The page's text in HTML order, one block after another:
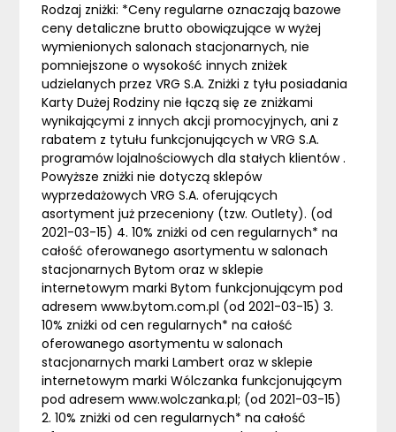
Rodzaj zniżki: *Ceny regularne oznaczają bazowe
ceny detaliczne brutto obowiązujące w wyżej
wymienionych salonach stacjonarnych, nie
pomniejszone o wysokość innych zniżek
udzielanych przez VRG S.A. Zniżki z tyłu posiadania
Karty Dużej Rodziny nie łączą się ze zniżkami
wynikającymi z innych akcji promocyjnych, ani z
rabatem z tytułu funkcjonujących w VRG S.A.
programów lojalnościowych dla stałych klientów .
Powyższe zniżki nie dotyczą sklepów
wyprzedażowych VRG S.A. oferujących
asortyment już przeceniony (tzw. Outlety). (od
2021-03-15) 4. 10% zniżki od cen regularnych* na
całość oferowanego asortymentu w salonach
stacjonarnych Bytom oraz w sklepie
internetowym marki Bytom funkcjonującym pod
adresem www.bytom.com.pl (od 2021-03-15) 3.
10% zniżki od cen regularnych* na całość
oferowanego asortymentu w salonach
stacjonarnych marki Lambert oraz w sklepie
internetowym marki Wólczanka funkcjonującym
pod adresem www.wolczanka.pl; (od 2021-03-15)
2. 10% zniżki od cen regularnych* na całość